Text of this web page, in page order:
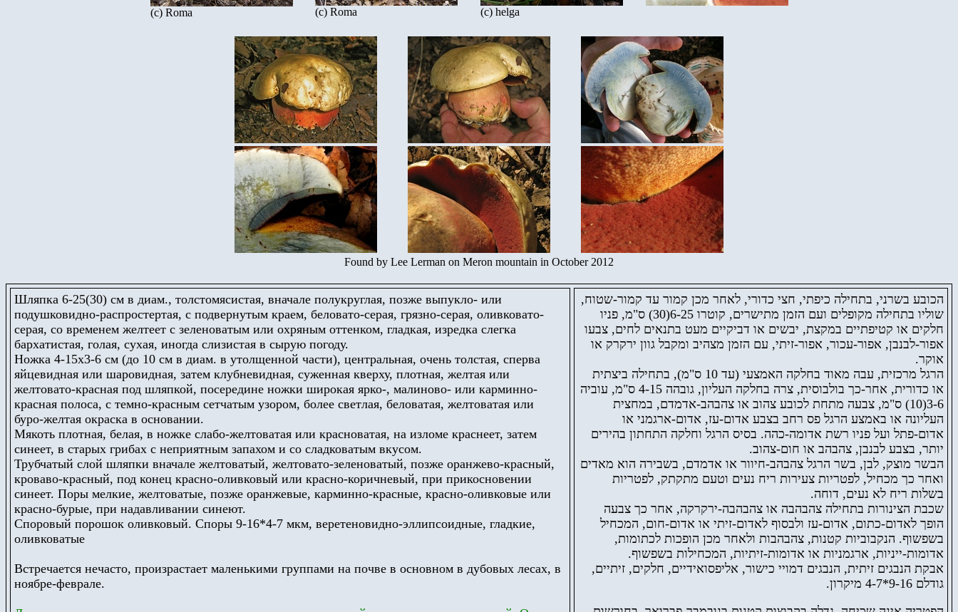
(c) Roma (c) Roma (c) helga
Found by Lee Lerman on Meron mountain in October 2012
Шляпка 6-25(30) см в диам., толстомясистая, вначале полукруглая, позже выпукло- или
подушковидно-распростертая, с подвернутым краем, беловато-серая, грязно-серая, оливковато-
серая, со временем желтеет с зеленоватым или охряным оттенком, гладкая, изредка слегка
бархатистая, голая, сухая, иногда слизистая в сырую погоду.
Ножка 4-15х3-6 см (до 10 см в диам. в утолщенной части), центральная, очень толстая, сперва
яйцевидная или шаровидная, затем клубневидная, суженная кверху, плотная, желтая или
желтовато-красная под шляпкой, посередине ножки широкая ярко-, малиново- или карминно-
красная полоса, с темно-красным сетчатым узором, более светлая, беловатая, желтоватая или
буро-желтая окраска в основании.
Мякоть плотная, белая, в ножке слабо-желтоватая или красноватая, на изломе краснеет, затем
синеет, в старых грибах с неприятным запахом и со сладковатым вкусом.
Трубчатый слой шляпки вначале желтоватый, желтовато-зеленоватый, позже оранжево-красный,
кроваво-красный, под конец красно-оливковый или красно-коричневый, при прикосновении
синеет. Поры мелкие, желтоватые, позже оранжевые, карминно-красные, красно-оливковые или
красно-бурые, при надавливании синеют.
Споровый порошок оливковый. Споры 9-16*4-7 мкм, веретеновидно-эллипсоидные, гладкие,
оливковатые
Встречается нечасто, произрастает маленькими группами на почве в основном в дубовых лесах, в
ноябре-феврале.
הכובע בשרני, בתחילה כיפתי, חצי כדורי, לאחר מכן קמור עד קמור-שטוח,
שוליו בתחילה מקופלים ועם הזמן מתישרים, קוטרו 6-25(30) ס"מ, פניו
חלקים או קטיפתיים במקצת, יבשים או דביקיים מעט בתנאים לחים, צבעו
אפור-לבנבן, אפור-עכור, אפור-זיתי, עם הזמן מצהיב ומקבל גוון ירקרק או
אוקר.
הרגל מרכזית, עבה מאוד בחלקה האמצעי (עד 10 ס"מ), בתחילה ביצתית
או כדורית, אחר-כך בולבוסית, צרה בחלקה העליון, גובהה 4-15 ס"מ, עוביה
3-6(10) ס"מ, צבעה מתחת לכובע צהוב או צהבהב-אדמדם, במחצית
העליונה או באמצע הרגל פס רחב בצבע אדום-עז, אדום-ארגמני או
אדום-פתל ועל פניו רשת אדומה-כהה. בסיס הרגל וחלקה התחתון בהירים
יותר, בצבע לבנבן, צהבהב או חום-צהוב.
הבשר מוצק, לבן, בשר הרגל צהבהב-חיוור או אדמדם, בשבירה הוא מאדים
ואחר כך מכחיל, לפטריות צעירות ריח נעים וטעם מתקתק, לפטריות
בשלות ריח לא נעים, דוחה.
שכבת הצינורות בתחילה צהבהבה או צהבהבה-ירקרקה, אחר כך צבעה
הופך לאדום-כתום, אדום-עז ולבסוף לאדום-זיתי או אדום-חום, המכחיל
בשפשוף. הנקבוביות קטנות, צהבהבות ולאחר מכן הופכות לכתומות,
אדומות-ייניות, ארגמניות או אדומות-זיתיות, המכחילות בשפשוף.
אבקת הנבגים זיתית, הנבגים דמויי כישור, אליפסואידיים, חלקים, זיתיים,
גודלם 9-16*4-7 מיקרון.